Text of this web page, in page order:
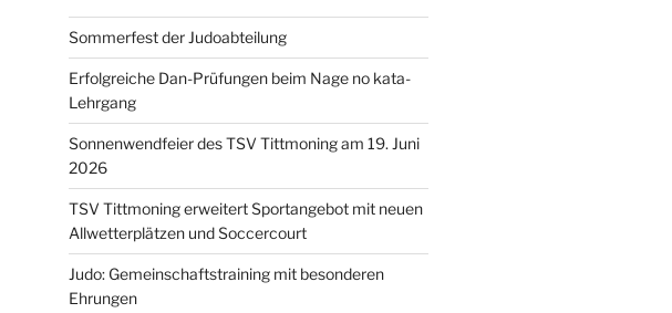
Sommerfest der Judoabteilung
Erfolgreiche Dan-Prüfungen beim Nage no kata-
Lehrgang
Sonnenwendfeier des TSV Tittmoning am 19. Juni
2026
TSV Tittmoning erweitert Sportangebot mit neuen
Allwetterplätzen und Soccercourt
Judo: Gemeinschaftstraining mit besonderen
Ehrungen